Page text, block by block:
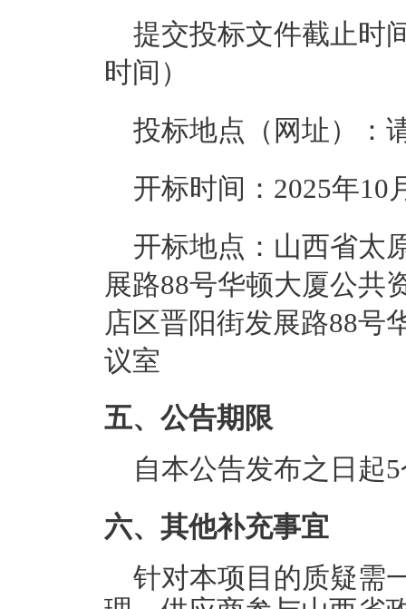
提交投标文件截止时
时间）
投标地点（网址）：
开标时间： 2025年10
开标地点： 山西省太
展路88号华顿大厦公共
店区晋阳街发展路88号
议室
五、公告期限
自本公告发布之日起
六、其他补充事宜
针对本项目的质疑需